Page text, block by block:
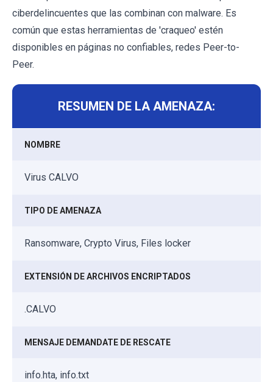
ciberdelincuentes que las combinan con malware. Es
común que estas herramientas de 'craqueo' estén
disponibles en páginas no confiables, redes Peer-to-
Peer.
RESUMEN DE LA AMENAZA:
NOMBRE
Virus CALVO
TIPO DE AMENAZA
Ransomware, Crypto Virus, Files locker
EXTENSIÓN DE ARCHIVOS ENCRIPTADOS
.CALVO
MENSAJE DEMANDATE DE RESCATE
info.hta, info.txt